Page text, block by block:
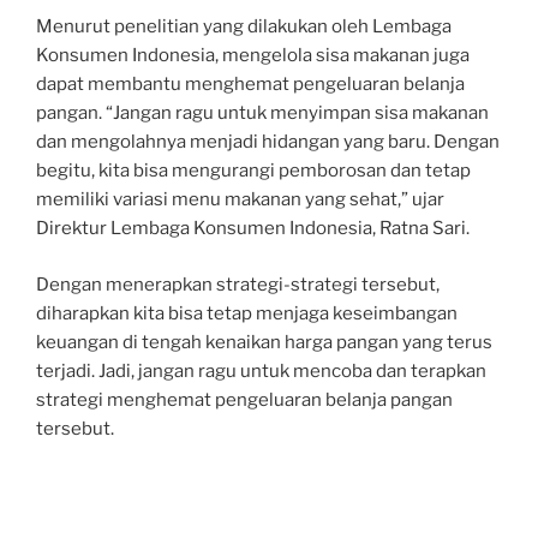
Menurut penelitian yang dilakukan oleh Lembaga
Konsumen Indonesia, mengelola sisa makanan juga
dapat membantu menghemat pengeluaran belanja
pangan. “Jangan ragu untuk menyimpan sisa makanan
dan mengolahnya menjadi hidangan yang baru. Dengan
begitu, kita bisa mengurangi pemborosan dan tetap
memiliki variasi menu makanan yang sehat,” ujar
Direktur Lembaga Konsumen Indonesia, Ratna Sari.
Dengan menerapkan strategi-strategi tersebut,
diharapkan kita bisa tetap menjaga keseimbangan
keuangan di tengah kenaikan harga pangan yang terus
terjadi. Jadi, jangan ragu untuk mencoba dan terapkan
strategi menghemat pengeluaran belanja pangan
tersebut.